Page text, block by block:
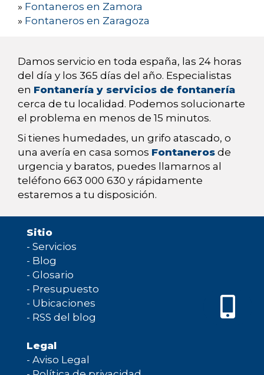
» Fontaneros en Zamora
» Fontaneros en Zaragoza
Damos servicio en toda españa, las 24 horas
del día y los 365 días del año. Especialistas
en Fontanería y servicios de fontanería
cerca de tu localidad. Podemos solucionarte
el problema en menos de 15 minutos.
Si tienes humedades, un grifo atascado, o
una avería en casa somos Fontaneros de
urgencia y baratos, puedes llamarnos al
teléfono 663 000 630 y rápidamente
estaremos a tu disposición.
Sitio
- Servicios
- Blog
- Glosario
- Presupuesto
- Ubicaciones
- RSS del blog
Legal
- Aviso Legal